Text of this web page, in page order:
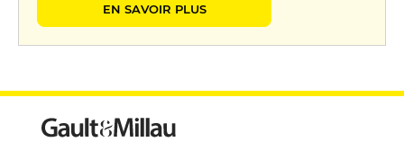
EN SAVOIR PLUS